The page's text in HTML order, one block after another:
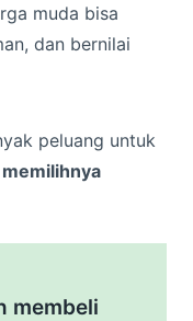
muda bisa
dan bernilai
peluang untuk
membeli